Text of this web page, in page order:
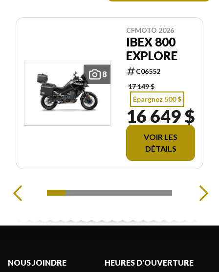
8
CFMOTO 2026
IBEX 800
EXPLORE
C06552
17 149 $
Épargnez 500 $
16 649 $
VOIR LES
DÉTAILS
NOUS JOINDRE HEURES D'OUVERTURE